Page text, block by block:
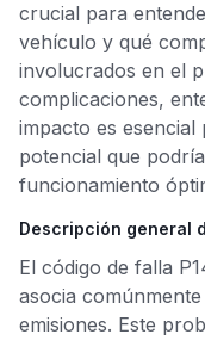
crucial para
vehículo y qué
involucrados en el
complicaciones,
impacto es
potencial que
funcionamiento
Descripción general
El código de falla
asocia
emisiones. Este